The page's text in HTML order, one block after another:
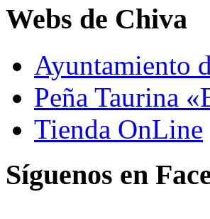
Webs de Chiva
Ayuntamiento
Peña Taurina
Tienda OnLine
Síguenos en